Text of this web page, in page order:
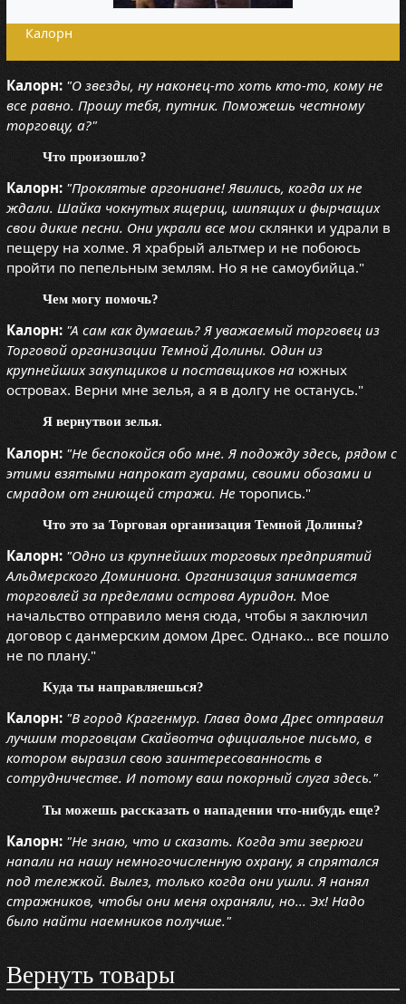
Калорн
Калорн: "О звезды, ну наконец-то хоть кто-то, кому не
все равно. Прошу тебя, путник. Поможешь честному
торговцу, а?"
Что произошло?
Калорн: "Проклятые аргониане! Явились, когда их не
ждали. Шайка чокнутых ящериц, шипящих и фырчащих
свои дикие песни. Они украли все моисклянки и удрали в
пещеру на холме. Я храбрый альтмер и не побоюсь
пройти по пепельным землям. Но я не самоубийца."
Чем могу помочь?
Калорн: "А сам как думаешь? Я уважаемый торговец из
Торговой организации Темной Долины. Один из
крупнейших закупщиков и поставщиков наюжных
островах. Верни мне зелья, а я в долгу не останусь."
Я вернутвои зелья.
Калорн: "Не беспокойся обо мне. Я подожду здесь, рядом с
этими взятыми напрокат гуарами, своими обозами и
смрадом от гниющей стражи. Не торопись."
Что это за Торговая организация Темной Долины?
Калорн: "Одно из крупнейших торговых предприятий
Альдмерского Доминиона. Организация занимается
торговлей за пределами острова Ауридон. Мое
начальство отправило меня сюда, чтобы я заключил
договор с данмерским домом Дрес. Однако... все пошло
не по плану."
Куда ты направляешься?
Калорн: "В город Крагенмур. Глава дома Дрес отправил
лучшим торговцам Скайвотча официальное письмо, в
котором выразил свою заинтересованность в
сотрудничестве. И потому ваш покорный слуга здесь."
Ты можешь рассказать о нападении что-нибудь еще?
Калорн: "Не знаю, что и сказать. Когда эти зверюги
напали на нашу немногочисленную охрану, я спрятался
под тележкой. Вылез, только когда они ушли. Я нанял
стражников, чтобы они меня охраняли, но... Эх! Надо
было найти наемников получше."
Вернуть товары